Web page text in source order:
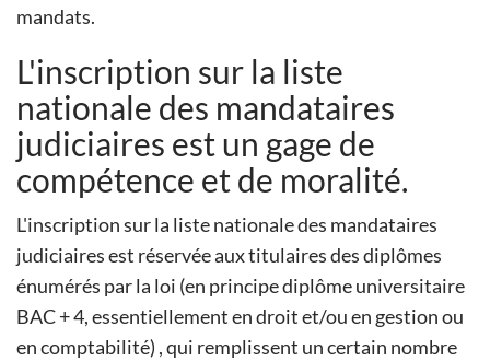
mandats.
L'inscription sur la liste
nationale des mandataires
judiciaires est un gage de
compétence et de moralité.
L'inscription sur la liste nationale des mandataires
judiciaires est réservée aux titulaires des diplômes
énumérés par la loi (en principe diplôme universitaire
BAC + 4, essentiellement en droit et/ou en gestion ou
en comptabilité) , qui remplissent un certain nombre